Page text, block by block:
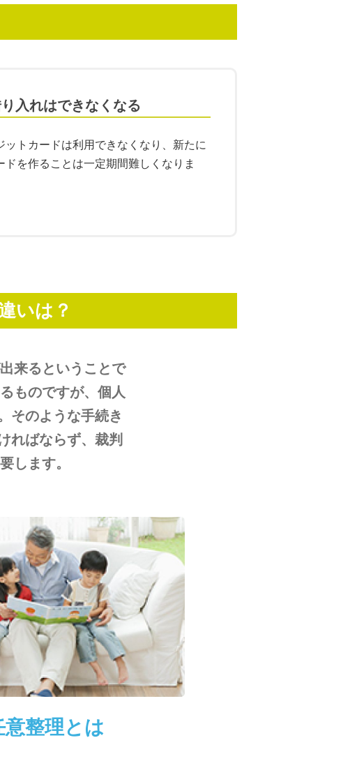
入れはできなくなる
ットカードは利用できなくなり、新たに
ドを作ることは一定期間難しくなりま
いは？
来るということで
ものですが、個人
そのような手続き
ればならず、裁判
します。
意整理とは